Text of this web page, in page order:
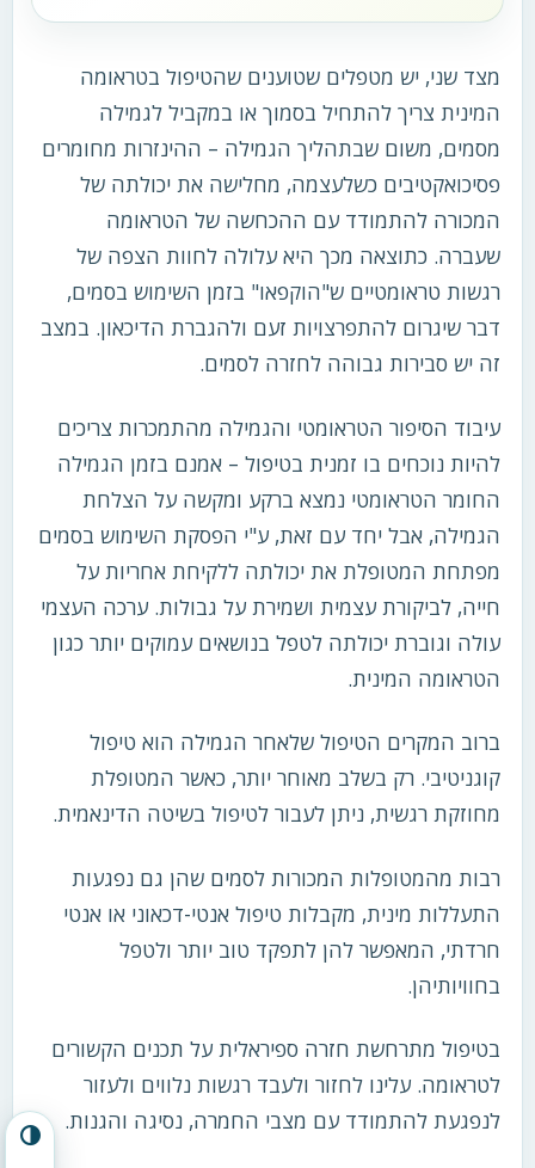
הפעל/כבה ניגודיות גבוהה
מצד שני, יש מטפלים שטוענים שהטיפול בטראומה
המינית צריך להתחיל בסמוך או במקביל לגמילה
מסמים, משום שבתהליך הגמילה – ההינזרות מחומרים
פסיכואקטיבים כשלעצמה, מחלישה את יכולתה של
המכורה להתמודד עם ההכחשה של הטראומה
שעברה. כתוצאה מכך היא עלולה לחוות הצפה של
רגשות טראומטיים ש"הוקפאו" בזמן השימוש בסמים,
דבר שיגרום להתפרצויות זעם ולהגברת הדיכאון. במצב
זה יש סבירות גבוהה לחזרה לסמים.
עיבוד הסיפור הטראומטי והגמילה מהתמכרות צריכים
להיות נוכחים בו זמנית בטיפול – אמנם בזמן הגמילה
החומר הטראומטי נמצא ברקע ומקשה על הצלחת
הגמילה, אבל יחד עם זאת, ע"י הפסקת השימוש בסמים
מפתחת המטופלת את יכולתה ללקיחת אחריות על
חייה, לביקורת עצמית ושמירת על גבולות. ערכה העצמי
עולה וגוברת יכולתה לטפל בנושאים עמוקים יותר כגון
הטראומה המינית.
ברוב המקרים הטיפול שלאחר הגמילה הוא טיפול
קוגניטיבי. רק בשלב מאוחר יותר, כאשר המטופלת
מחוזקת רגשית, ניתן לעבור לטיפול בשיטה הדינאמית.
רבות מהמטופלות המכורות לסמים שהן גם נפגעות
התעללות מינית, מקבלות טיפול אנטי-דכאוני או אנטי
חרדתי, המאפשר להן לתפקד טוב יותר ולטפל
בחוויותיהן.
בטיפול מתרחשת חזרה ספיראלית על תכנים הקשורים
לטראומה. עלינו לחזור ולעבד רגשות נלווים ולעזור
לנפגעת להתמודד עם מצבי החמרה, נסיגה והגנות.